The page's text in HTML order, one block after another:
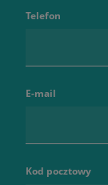
Telefon
E-mail
Kod pocztowy